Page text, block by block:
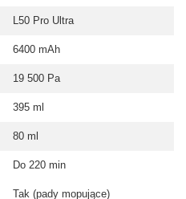
L50 Pro Ultra
6400 mAh
19 500 Pa
395 ml
80 ml
Do 220 min
Tak (pady mopujące)